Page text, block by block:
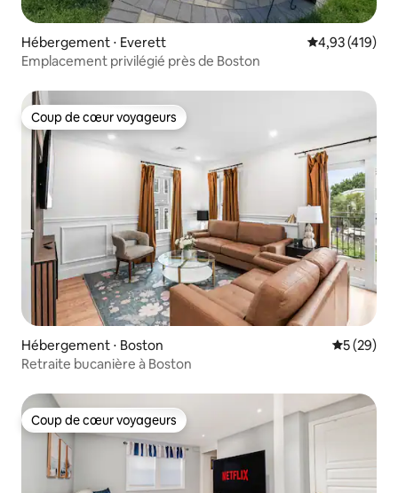
Hébergement ⋅ Everett Évaluation
4,93 (419)
Emplacement privilégié près de Boston
Coup de cœur voyageurs
Coup de cœur voyageurs
Hébergement ⋅ Boston
5 (29)
Retraite bucanière à Boston
Coup de cœur voyageurs
Coup de cœur voyageurs